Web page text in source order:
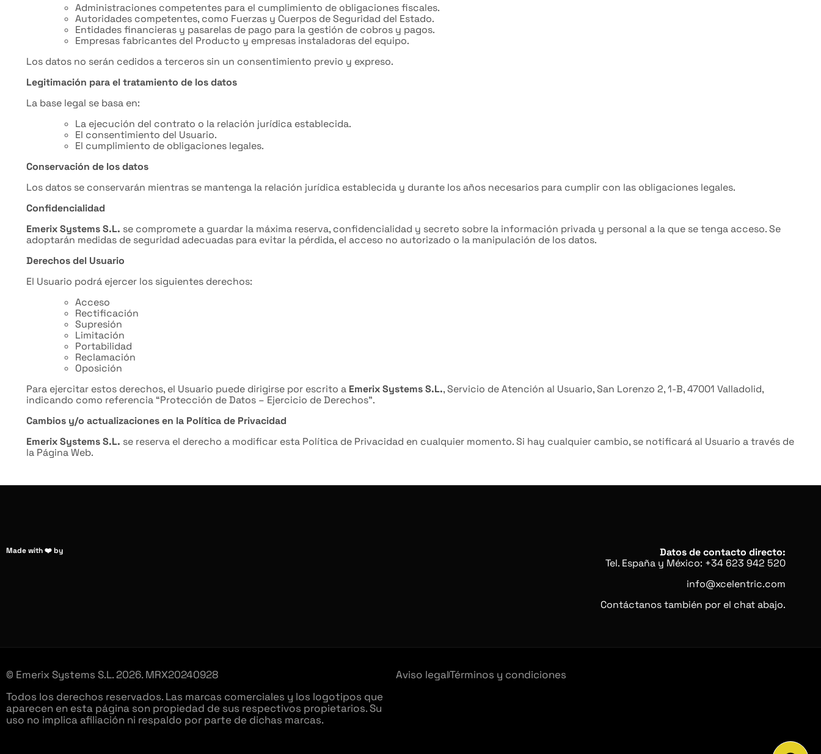
Administraciones competentes para el cumplimiento de obligaciones fiscales.
Autoridades competentes, como Fuerzas y Cuerpos de Seguridad del Estado.
Entidades financieras y pasarelas de pago para la gestión de cobros y pagos.
Empresas fabricantes del Producto y empresas instaladoras del equipo.
Los datos no serán cedidos a terceros sin un consentimiento previo y expreso.
Legitimación para el tratamiento de los datos
La base legal se basa en:
La ejecución del contrato o la relación jurídica establecida.
El consentimiento del Usuario.
El cumplimiento de obligaciones legales.
Conservación de los datos
Los datos se conservarán mientras se mantenga la relación jurídica establecida y durante los años necesarios para cumplir con las obligaciones legales.
Confidencialidad
Emerix Systems S.L. se compromete a guardar la máxima reserva, confidencialidad y secreto sobre la información privada y personal a la que se tenga acceso. Se
adoptarán medidas de seguridad adecuadas para evitar la pérdida, el acceso no autorizado o la manipulación de los datos.
Derechos del Usuario
El Usuario podrá ejercer los siguientes derechos:
Acceso
Rectificación
Supresión
Limitación
Portabilidad
Reclamación
Oposición
Para ejercitar estos derechos, el Usuario puede dirigirse por escrito a Emerix Systems S.L., Servicio de Atención al Usuario, San Lorenzo 2, 1-B, 47001 Valladolid,
indicando como referencia “Protección de Datos – Ejercicio de Derechos”.
Cambios y/o actualizaciones en la Política de Privacidad
Emerix Systems S.L. se reserva el derecho a modificar esta Política de Privacidad en cualquier momento. Si hay cualquier cambio, se notificará al Usuario a través de
la Página Web.
Made with ❤️ by
Datos de contacto directo:
Tel. España y México: +34 623 942 520
info@xcelentric.com
Contáctanos también por el chat abajo.
© Emerix Systems S.L. 2026. MRX20240928
Todos los derechos reservados. Las marcas comerciales y los logotipos que
aparecen en esta página son propiedad de sus respectivos propietarios. Su
uso no implica afiliación ni respaldo por parte de dichas marcas.
Aviso legalTérminos y condiciones